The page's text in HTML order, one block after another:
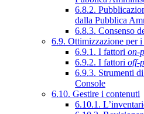
6.8.2.
dalla Pubblica
6.8.3. Consenso
6.9. Ottimizzazione per
6.9.1. I fattori on-
6.9.2. I fattori off-
6.9.3. Strumenti
Console
6.10. Gestire i contenuti
6.10.1.